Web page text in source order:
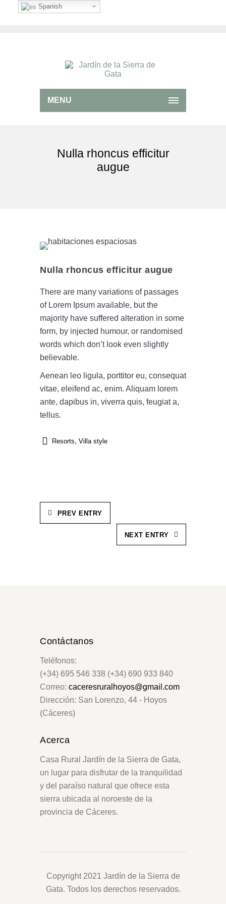
MENU
Nulla rhoncus efficitur
augue
Nulla rhoncus efficitur augue
There are many variations of passages
of Lorem Ipsum available, but the
majority have suffered alteration in some
form, by injected humour, or randomised
words which don’t look even slightly
believable.
Aenean leo ligula, porttitor eu, consequat
vitae, eleifend ac, enim. Aliquam lorem
ante, dapibus in, viverra quis, feugiat a,
tellus.
Resorts, Villa style
PREV ENTRY
NEXT ENTRY
Contáctanos
Teléfonos:
(+34) 695 546 338 (+34) 690 933 840
Correo: caceresruralhoyos@gmail.com
Dirección: San Lorenzo, 44 - Hoyos
(Cáceres)
Acerca
Casa Rural Jardín de la Sierra de Gata,
un lugar para disfrutar de la tranquilidad
y del paraíso natural que ofrece esta
sierra ubicada al noroeste de la
provincia de Cáceres.
Copyright 2021 Jardín de la Sierra de
Gata. Todos los derechos reservados.
Spanish